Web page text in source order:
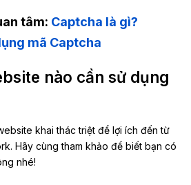
tâm: Captcha là gì?
mã Captcha
nào cần sử dụng
khai thác triệt để lợi ích đến từ
Hãy cùng tham khảo để biết bạn có
nhé!